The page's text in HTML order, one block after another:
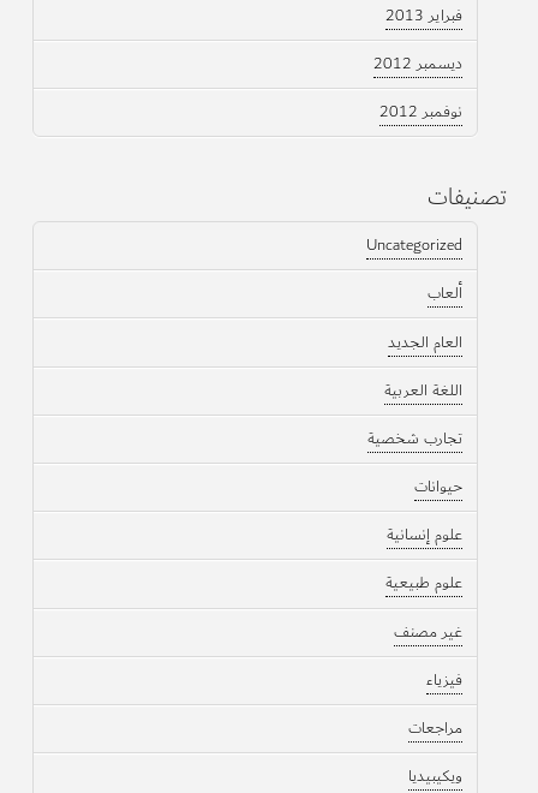
فبراير 2013
ديسمبر 2012
نوفمبر 2012
تصنيفات
Uncategorized
ألعاب
العام الجديد
اللغة العربية
تجارب شخصية
حيوانات
علوم إنسانية
علوم طبيعية
غير مصنف
فيزياء
مراجعات
ويكيبيديا